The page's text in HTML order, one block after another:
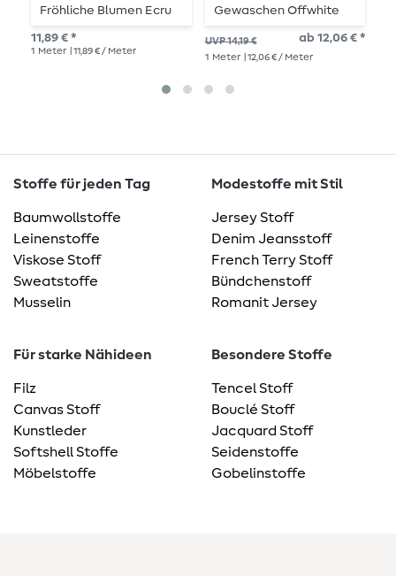
Fröhliche Blumen Ecru
11,89 € *
1 Meter | 11,89 € / Meter
Gewaschen Offwhite
UVP 14,19 € ab 12,06 € *
1 Meter | 12,06 € / Meter
Stoffe für jeden Tag
Baumwollstoffe
Leinenstoffe
Viskose Stoff
Sweatstoffe
Musselin
Modestoffe mit Stil
Jersey Stoff
Denim Jeansstoff
French Terry Stoff
Bündchenstoff
Romanit Jersey
Für starke Nähideen
Filz
Canvas Stoff
Kunstleder
Softshell Stoffe
Möbelstoffe
Besondere Stoffe
Tencel Stoff
Bouclé Stoff
Jacquard Stoff
Seidenstoffe
Gobelinstoffe